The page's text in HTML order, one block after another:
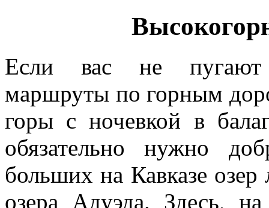
Если вас не пугают
маршруты по горным
горы с ночевкой в
обязательно нужно
больших на Кавказе
озера Адуэда. Здесь,